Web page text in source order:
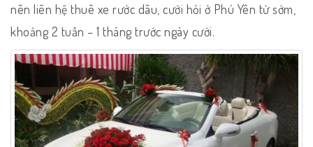
nên liên hệ thuê xe rước dâu, cưới hỏi ở Phú Yên từ sớm,
khoảng 2 tuần – 1 tháng trước ngày cưới.